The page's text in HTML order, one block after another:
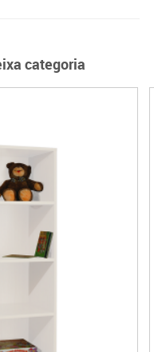
categoria